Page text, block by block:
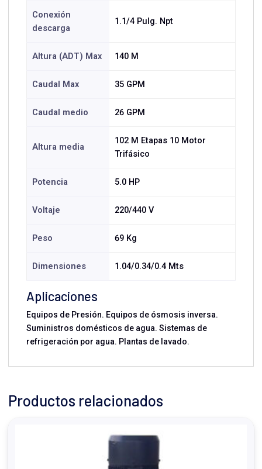
Conexión
descarga
1.1/4 Pulg. Npt
Altura (ADT) Max 140 M
Caudal Max 35 GPM
Caudal medio 26 GPM
Altura media
102 M Etapas 10 Motor
Trifásico
Potencia 5.0 HP
Voltaje 220/440 V
Peso 69 Kg
Dimensiones 1.04/0.34/0.4 Mts
Aplicaciones
Equipos de Presión. Equipos de ósmosis inversa.
Suministros domésticos de agua. Sistemas de
refrigeración por agua. Plantas de lavado.
Productos relacionados